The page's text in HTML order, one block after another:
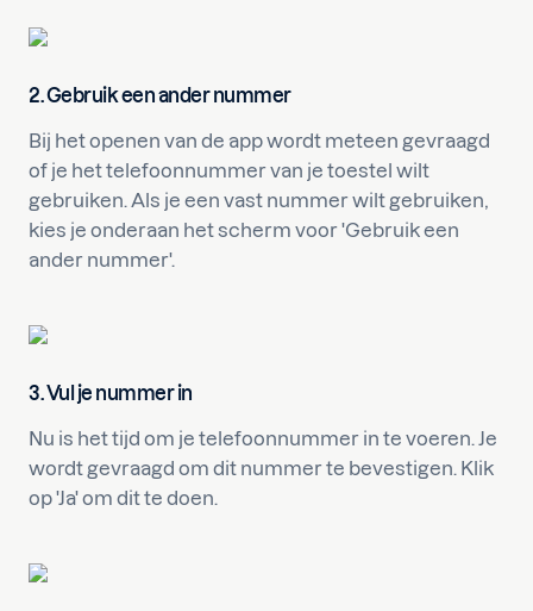
2. Gebruik een ander nummer
Bij het openen van de app wordt meteen gevraagd
of je het telefoonnummer van je toestel wilt
gebruiken. Als je een vast nummer wilt gebruiken,
kies je onderaan het scherm voor 'Gebruik een
ander nummer'.
3. Vul je nummer in
Nu is het tijd om je telefoonnummer in te voeren. Je
wordt gevraagd om dit nummer te bevestigen. Klik
op 'Ja' om dit te doen.